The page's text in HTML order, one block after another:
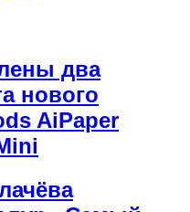
два
нового
AiPaper